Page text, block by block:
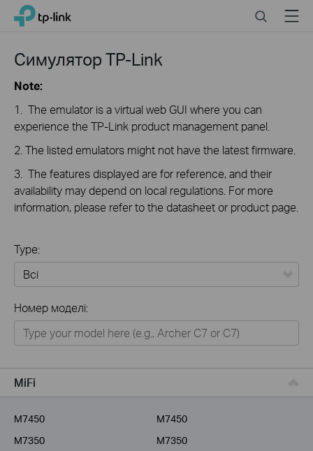
Click
navigation
TP-Link, Reliably Smart SearchMenu
Симулятор TP-Link
Note:
1. The emulator is a virtual web GUI where you can
experience the TP-Link product management panel.
2. The listed emulators might not have the latest firmware.
3. The features displayed are for reference, and their
availability may depend on local regulations. For more
information, please refer to the datasheet or product page.
Type:
Для дому
Розумний будинок
Для бiзнесу
Для інтернет-провайдерів
Номер моделі:
MiFi
M7450
M7450
M7350
M7350